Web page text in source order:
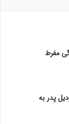
به جای
مفرط
پدر به